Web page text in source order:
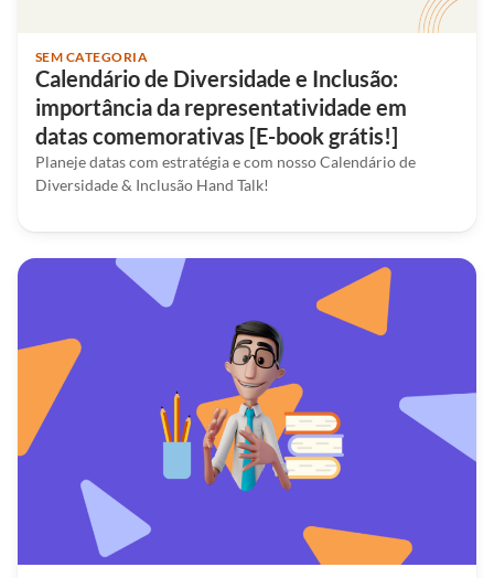
SEM CATEGORIA
Calendário de Diversidade e Inclusão:
importância da representatividade em
datas comemorativas [E-book grátis!]
Planeje datas com estratégia e com nosso Calendário de
Diversidade & Inclusão Hand Talk!